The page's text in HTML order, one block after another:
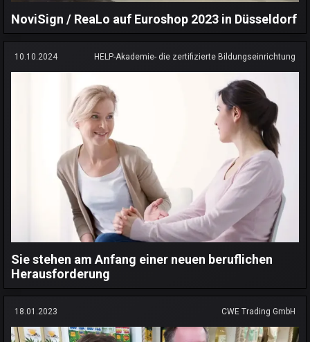
NoviSign / ReaLo auf Euroshop 2023 in Düsseldorf
10.10.2024 HELP-Akademie- die zertifizierte Bildungseinrichtung
Sie stehen am Anfang einer neuen beruflichen
Herausforderung
18.01.2023 CWE Trading GmbH